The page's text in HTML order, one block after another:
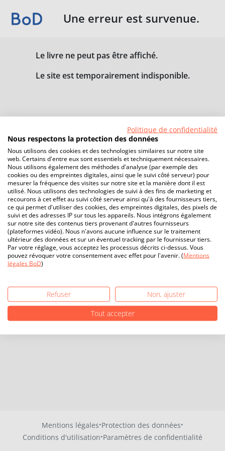
Une erreur est survenue.
Le livre ne peut pas être affiché.
Le site est temporairement indisponible.
Mentions légales·Protection des données·
Conditions d'utilisation·Paramètres de confidentialité
Politique de confidentialité
Nous respectons la protection des données
Nous utilisons des cookies et des technologies similaires sur notre site
web. Certains d'entre eux sont essentiels et techniquement nécessaires.
Nous utilisons également des méthodes d'analyse (par exemple des
cookies ou des empreintes digitales, ainsi que le suivi côté serveur) pour
mesurer la fréquence des visites sur notre site et la manière dont il est
utilisé. Nous utilisons des technologies de suivi à des fins de marketing et
recourons à cet effet au suivi côté serveur ainsi qu'à des fournisseurs tiers,
ce qui permet d'utiliser des cookies, des empreintes digitales, des pixels de
suivi et des adresses IP sur tous les appareils. Nous intégrons également
sur notre site des contenus tiers provenant d'autres fournisseurs
(plateformes vidéo). Nous n'avons aucune influence sur le traitement
ultérieur des données et sur un éventuel tracking par le fournisseur tiers.
Par votre réglage, vous acceptez les processus décrits ci-dessus. Vous
pouvez révoquer votre consentement avec effet pour l'avenir. (Mentions
légales BoD)
Refuser
Non, ajuster
Tout accepter